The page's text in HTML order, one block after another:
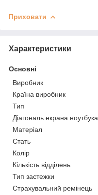
Приховати
Характеристики
Основні
Виробник
Країна виробник
Тип
Діагональ екрана ноутбука
Матеріал
Стать
Колір
Кількість відділень
Тип застежки
Страхувальний ремінець